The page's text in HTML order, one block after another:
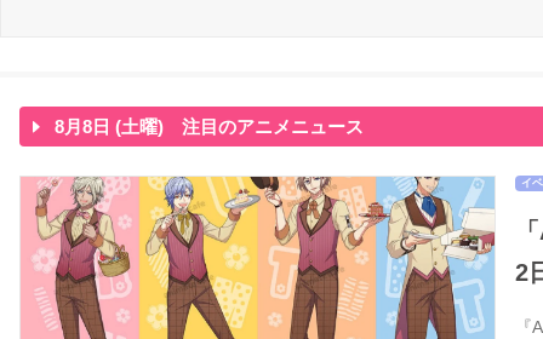
8月8日 (土曜) 注目のアニメニュース
イ
2